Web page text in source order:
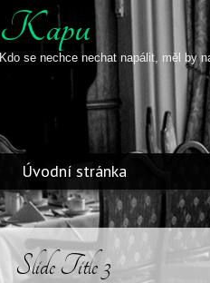
Slide Title 3
Kapu
Kdo se nechce nechat napálit, měl by
Úvodní stránka